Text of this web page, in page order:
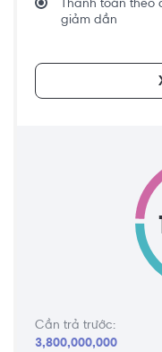
Thanh toán theo
giảm dần
Cần trả trước:
3,800,000,000